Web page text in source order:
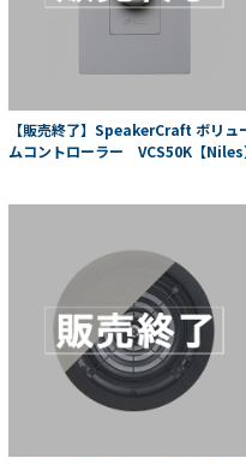
【販売終了】SpeakerCraft ボリュ
ムコントローラー VCS50K【Niles